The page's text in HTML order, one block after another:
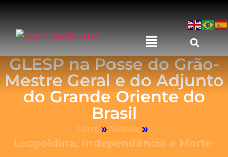
GLESP na Posse do Grão-
Mestre Geral e do Adjunto
do Grande Oriente do
Brasil
Home » Notícias »
Leopoldina, Independência e Morte